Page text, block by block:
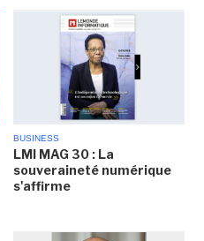
BUSINESS
LMI MAG 30 : La
souveraineté numérique
s'affirme